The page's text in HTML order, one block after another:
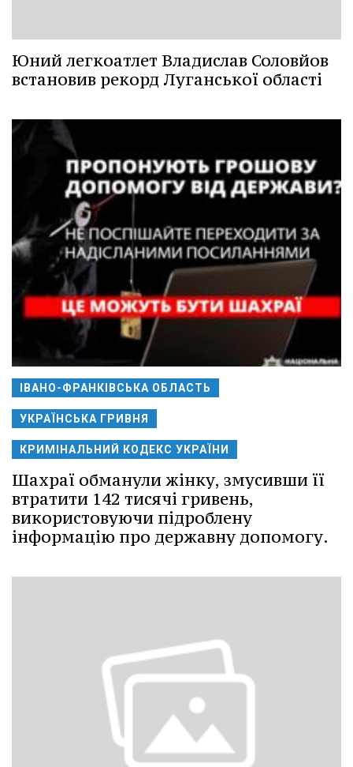
Юний легкоатлет Владислав Соловйов
встановив рекорд Луганської області
ІВАНО-ФРАНКІВСЬКА ОБЛАСТЬ
УКРАЇНСЬКА ГРИВНЯ
КРИМІНАЛЬНИЙ КОДЕКС УКРАЇНИ
Шахраї обманули жінку, змусивши її
втратити 142 тисячі гривень,
використовуючи підроблену
інформацію про державну допомогу.